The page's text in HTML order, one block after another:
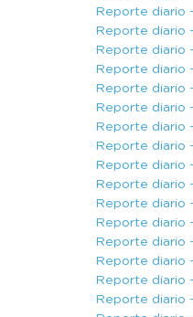
Reporte diario
Reporte diario
Reporte diario
Reporte diario
Reporte diario
Reporte diario
Reporte diario
Reporte diario
Reporte diario
Reporte diario
Reporte diario
Reporte diario
Reporte diario
Reporte diario
Reporte diario
Reporte diario